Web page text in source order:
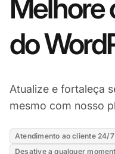
Melhore
do
Atualize e fortaleça
mesmo com nosso
Atendimento ao cliente 24/7
Desative a qualquer